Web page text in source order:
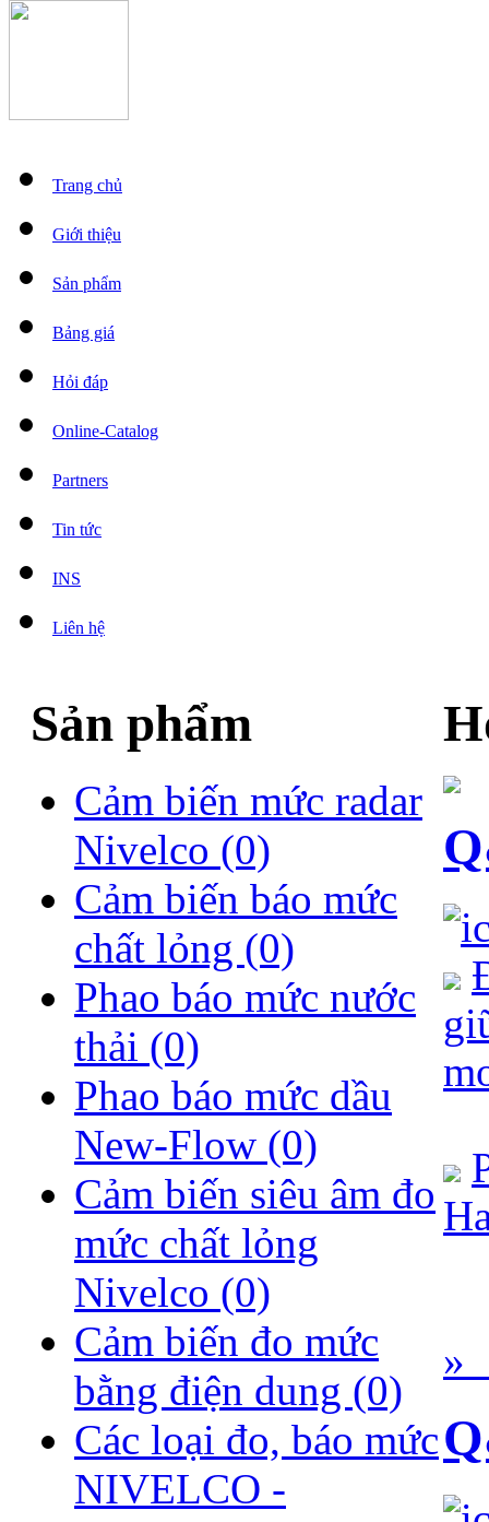
Trang chủ
Giới thiệu
Sản phẩm
Bảng giá
Hỏi đáp
Online-Catalog
Partners
Tin tức
INS
Liên hệ
Sản phẩm
Cảm biến mức radar
Nivelco (0)
Cảm biến báo mức
chất lỏng (0)
Phao báo mức nước
thải (0)
Phao báo mức dầu
New-Flow (0)
Cảm biến siêu âm đo
mức chất lỏng
Nivelco (0)
Cảm biến đo mức
bằng điện dung (0)
Các loại đo, báo mức
NIVELCO -
»